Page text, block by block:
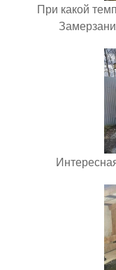
При какой